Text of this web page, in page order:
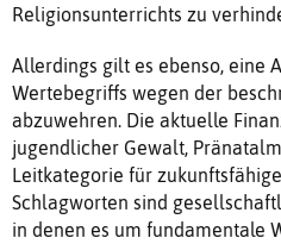
Religionsunterrichts zu
Allerdings gilt es ebenso, eine
Wertebegriffs wegen der
abzuwehren. Die aktuelle
jugendlicher Gewalt,
Leitkategorie für
Schlagworten sind
in denen es um fundamentale